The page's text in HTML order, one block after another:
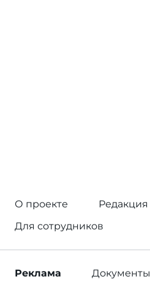
О проекте
Редакция
Для сотрудников
Реклама Документы